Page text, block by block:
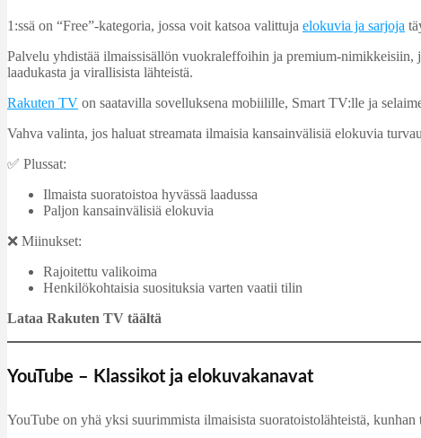
1:ssä on “Free”-kategoria, jossa voit katsoa valittuja elokuvia ja sarjoja
Palvelu yhdistää ilmaissisällön vuokraleffoihin ja premium‑nimikkeisiin,
laadukasta ja virallisista lähteistä.
Rakuten TV on saatavilla sovelluksena mobiilille, Smart TV:lle ja
Vahva valinta, jos haluat streamata ilmaisia kansainvälisiä elokuvia
✅ Plussat:
Ilmaista suoratoistoa hyvässä laadussa
Paljon kansainvälisiä elokuvia
❌ Miinukset:
Rajoitettu valikoima
Henkilökohtaisia suosituksia varten vaatii tilin
Lataa Rakuten TV täältä
YouTube – Klassikot ja elokuvakanavat
YouTube on yhä yksi suurimmista ilmaisista suoratoistolähteistä,